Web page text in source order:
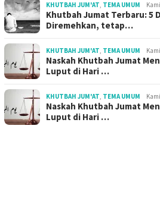
KHUTBAH JUM'AT, TEMA UMUM
Khutbah Jumat Terbaru: 5
Diremehkan, tetap…
KHUTBAH JUM'AT, TEMA UMUM
Naskah Khutbah Jumat
Luput di Hari …
KHUTBAH JUM'AT, TEMA UMUM
Naskah Khutbah Jumat
Luput di Hari …